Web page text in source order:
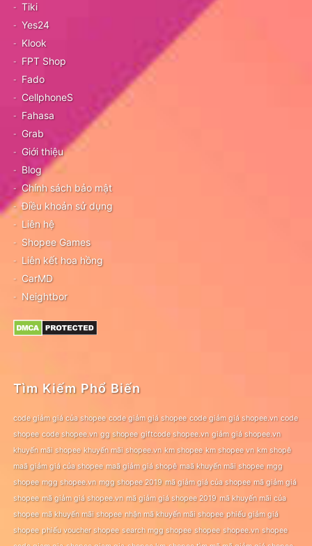
Tiki
Yes24
Klook
FPT Shop
Fado
CellphoneS
Fahasa
Grab
Giới thiệu
Blog
Chính sách bảo mật
Điều khoản sử dụng
Liên hệ
Shopee Games
Liên kết hoa hồng
CarMD
Neightbor
Tìm Kiếm Phổ Biến
code giảm giá của shopee code giảm giá shopee code giảm giá shopee.vn code
shopee code shopee.vn gg shopee giftcode shopee.vn giảm giá shopee.vn
khuyến mãi shopee khuyến mãi shopee.vn km shopee km shopee vn km shopê
maã giảm giá của shopee maã giảm giá shopê maã khuyến mãi shopee mgg
shopee mgg shopee.vn mgg shopee 2019 mã giảm giá của shopee mã giảm giá
shopee mã giảm giá shopee.vn mã giảm giá shopee 2019 mã khuyến mãi của
shopee mã khuyến mãi shopee nhận mã khuyến mãi shopee phiếu giảm giá
shopee phiếu voucher shopee search mgg shopee shopee shopee.vn shopee